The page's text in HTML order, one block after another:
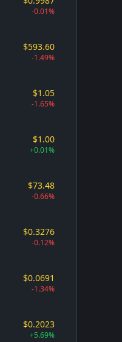
-0.01%
$593.60
-1.49%
$1.05
-1.65%
$1.00
+0.01%
$73.48
-0.66%
$0.3276
-0.12%
$0.0691
-1.34%
$0.2023
+5.69%